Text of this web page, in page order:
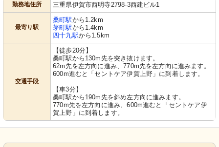
勤務地住所 三重県伊賀市西明寺2798-3西建ビル1
最寄り駅
桑町駅から1.2km
茅町駅から1.4km
四十九駅から1.5km
交通手段
【徒歩20分】
桑町駅から130m先を突き抜けます。
62m先を左方向に進み、770m先を左方向に進みます。
600m進むと「セントケア伊賀上野」に到着します。
【車3分】
桑町駅から190m先を斜め左方向に進みます。
770m先を左方向に進み、600m進むと「セントケア伊
賀上野」に到着します。